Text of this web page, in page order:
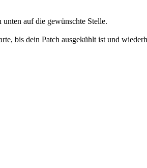
auf die gewünschte Stelle.
bis dein Patch ausgekühlt ist und